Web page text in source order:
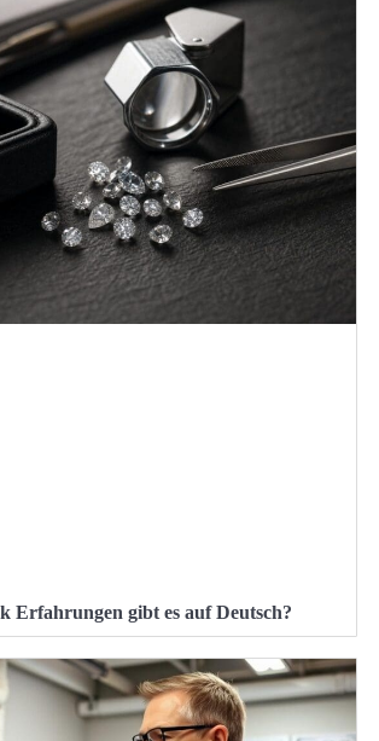
Erfahrungen gibt es auf Deutsch?